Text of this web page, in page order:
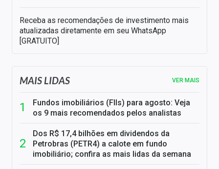
Receba as recomendações de investimento mais
atualizadas diretamente em seu WhatsApp
[GRATUITO]
MAIS LIDAS VER MAIS
Fundos imobiliários (FIIs) para agosto: Veja
os 9 mais recomendados pelos analistas
Dos R$ 17,4 bilhões em dividendos da
Petrobras (PETR4) a calote em fundo
imobiliário; confira as mais lidas da semana